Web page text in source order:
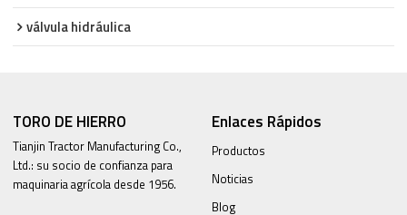
válvula hidráulica
TORO DE HIERRO
Tianjin Tractor Manufacturing Co.,
Ltd.: su socio de confianza para
maquinaria agrícola desde 1956.
Enlaces Rápidos
Productos
Noticias
Blog